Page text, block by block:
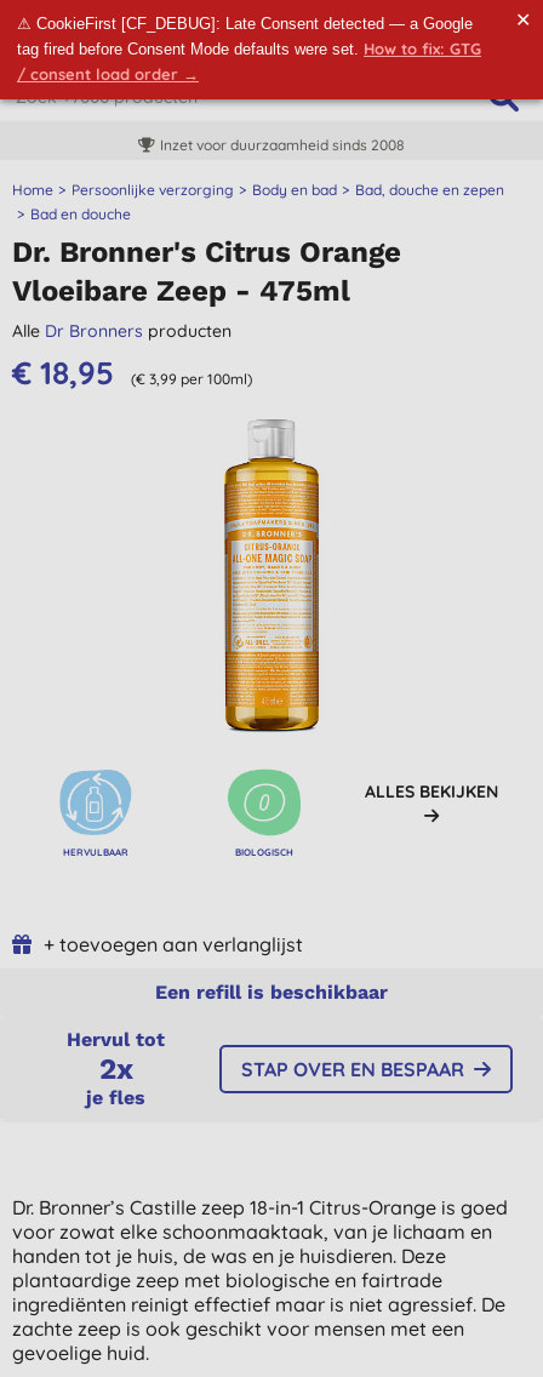
⚠ CookieFirst [CF_DEBUG]: Late Consent detected — a Google
tag fired before Consent Mode defaults were set. How to fix: GTG
/ consent load order →
✕
Inzet voor duurzaamheid sinds 2008
Home Persoonlijke verzorging Body en bad
Bad, douche en zepen
Bad en douche
Dr. Bronner's Citrus Orange
Vloeibare Zeep - 475ml
Alle Dr Bronners producten
€ 18,95 (€ 3,99 per 100ml)
HERVULBAAR BIOLOGISCH
ALLES BEKIJKEN
+ toevoegen aan verlanglijst
Een refill is beschikbaar
Hervul tot
2x
je fles
STAP OVER EN BESPAAR
Dr. Bronner’s Castille zeep 18-in-1 Citrus-Orange is goed
voor zowat elke schoonmaaktaak, van je lichaam en
handen tot je huis, de was en je huisdieren. Deze
plantaardige zeep met biologische en fairtrade
ingrediënten reinigt effectief maar is niet agressief. De
zachte zeep is ook geschikt voor mensen met een
gevoelige huid.